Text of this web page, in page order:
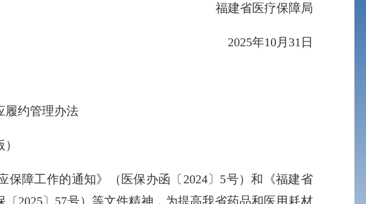
福建省医疗保障局
2025年10月31日
约管理办法
障工作的通知》（医保办函〔2024〕5号）和《福建省
2025〕57号）等文件精神，为提高我省药品和医用耗材